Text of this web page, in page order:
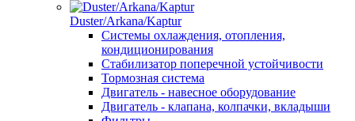
Duster/Arkana/Kaptur
Системы охлаждения, отопления,
кондиционирования
Стабилизатор поперечной устойчивости
Тормозная система
Двигатель - навесное оборудование
Двигатель - клапана, колпачки, вкладыши